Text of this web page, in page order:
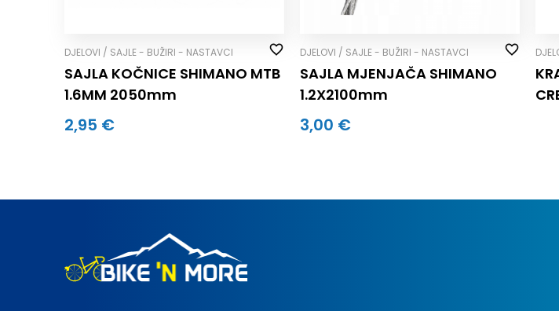
DJELOVI / SAJLE - BUŽIRI - NASTAVCI
SAJLA KOČNICE SHIMANO MTB
1.6MM 2050mm
2,95 €
DJELOVI / SAJLE - BUŽIRI - NASTAVCI
SAJLA MJENJAČA SHIMANO
1.2X2100mm
3,00 €